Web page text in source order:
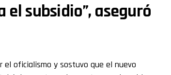
subsidio”, aseguró
oficialismo y sostuvo que el nuevo